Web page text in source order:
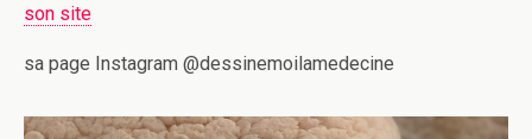
son site
sa page Instagram @dessinemoilamedecine